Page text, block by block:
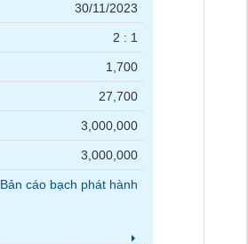
30/11/2023
2 : 1
1,700
27,700
3,000,000
3,000,000
Bản cáo bạch phát hành